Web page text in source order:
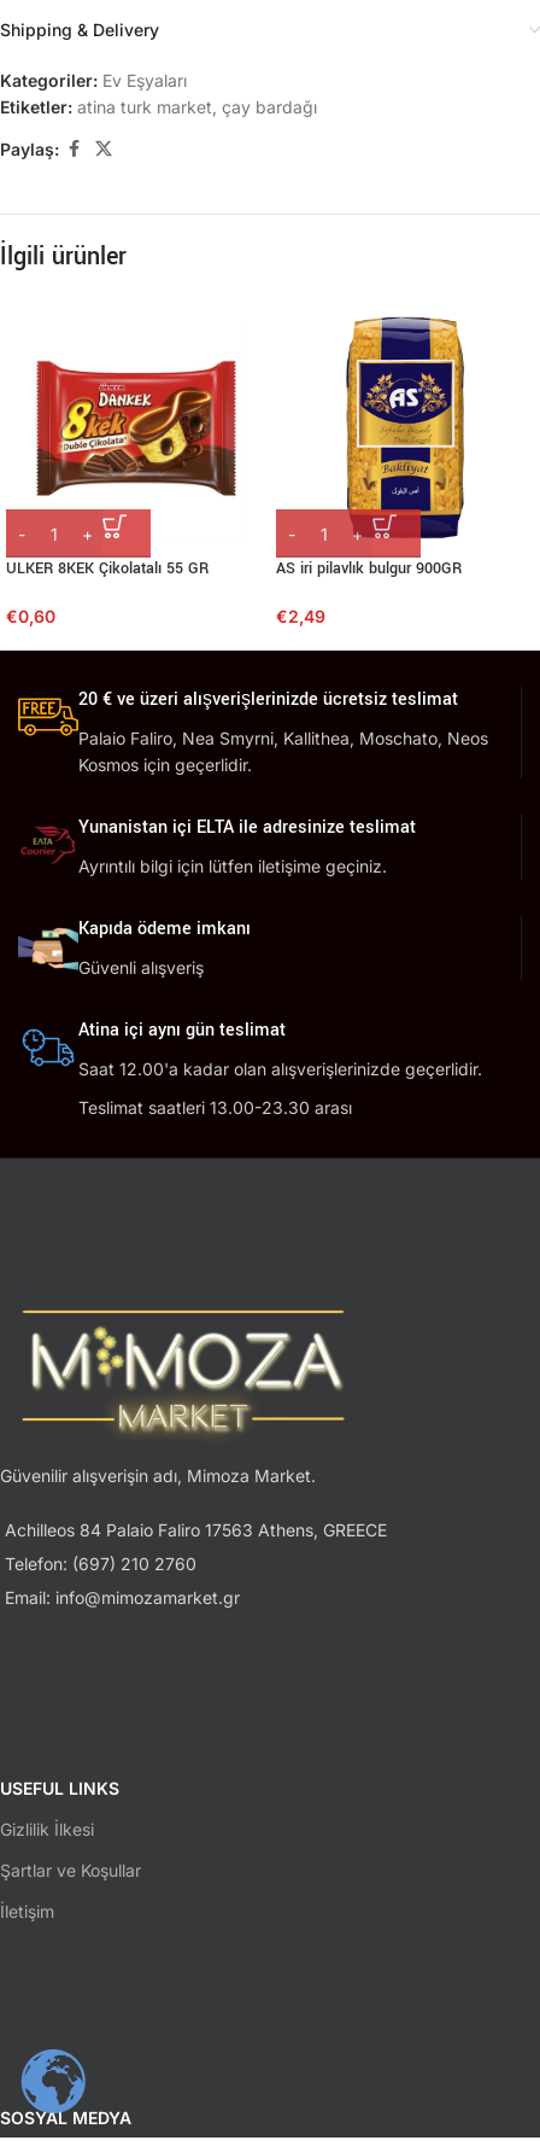
Shipping & Delivery
Kategoriler: Ev Eşyaları
Etiketler: atina turk market çay bardağı
Paylaş:
İlgili ürünler
ULKER 8KEK Çikolatalı 55 GR
€0,60
AS iri pilavlık bulgur 900GR
€2,49
20 € ve üzeri alışverişlerinizde ücretsiz teslimat
Palaio Faliro, Nea Smyrni, Kallithea, Moschato, Neos
Kosmos için geçerlidir.
Yunanistan içi ELTA ile adresinize teslimat
Ayrıntılı bilgi için lütfen iletişime geçiniz.
Kapıda ödeme imkanı
Güvenli alışveriş
Atina içi aynı gün teslimat
Saat 12.00'a kadar olan alışverişlerinizde geçerlidir.
Teslimat saatleri 13.00-23.30 arası
Güvenilir alışverişin adı, Mimoza Market.
Achilleos 84 Palaio Faliro 17563 Athens, GREECE
Telefon: (697) 210 2760
Email: info@mimozamarket.gr
USEFUL LINKS
Gizlilik İlkesi
Şartlar ve Koşullar
İletişim
SOSYAL MEDYA